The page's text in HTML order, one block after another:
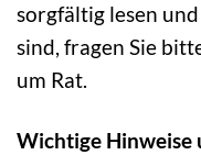
sorgfältig lesen
sind, fragen Sie
um Rat.
Wichtige